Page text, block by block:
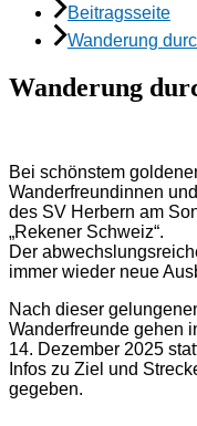
Beitragsseite
Wanderung
Wanderung
Bei schönstem
Wanderfreundinnen
des SV Herbern am
„Rekener Schweiz“.
Der
immer wieder neue
Nach dieser
Wanderfreunde gehen
14. Dezember 2025
Infos zu Ziel und
gegeben.